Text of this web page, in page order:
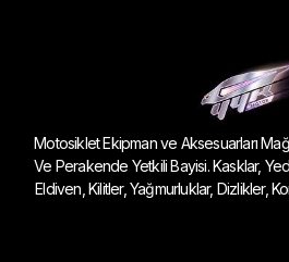
Motosiklet Ekipman ve Aksesuarları
Ve Perakende Yetkili Bayisi. Kasklar,
Eldiven, Kilitler, Yağmurluklar, Dizlikler,